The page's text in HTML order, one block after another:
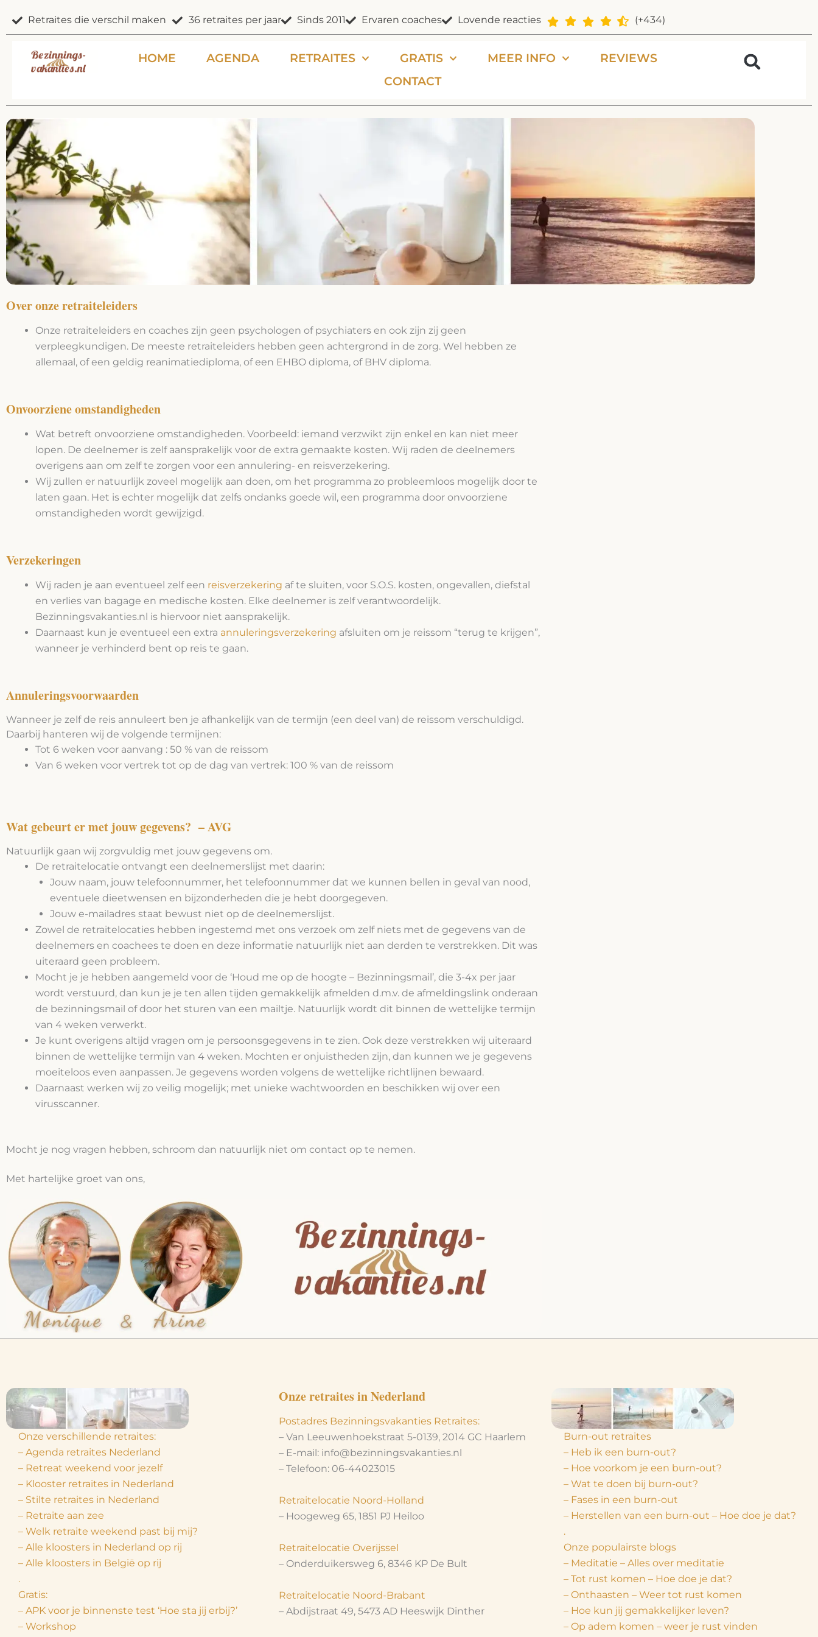
naar
de
inhoud
Retraites die verschil maken 36 retraites per jaar Sinds 2011 Ervaren coaches Lovende reacties (+434)
HOME AGENDA RETRAITES GRATIS MEER INFO
REVIEWS
CONTACT
Over onze retraiteleiders
Onze retraiteleiders en coaches zijn geen psychologen of psychiaters en ook zijn zij geen
verpleegkundigen. De meeste retraiteleiders hebben geen achtergrond in de zorg. Wel hebben ze
allemaal, of een geldig reanimatiediploma, of een EHBO diploma, of BHV diploma.
Onvoorziene omstandigheden
Wat betreft onvoorziene omstandigheden. Voorbeeld: iemand verzwikt zijn enkel en kan niet meer
lopen. De deelnemer is zelf aansprakelijk voor de extra gemaakte kosten. Wij raden de deelnemers
overigens aan om zelf te zorgen voor een annulering- en reisverzekering.
Wij zullen er natuurlijk zoveel mogelijk aan doen, om het programma zo probleemloos mogelijk door te
laten gaan. Het is echter mogelijk dat zelfs ondanks goede wil, een programma door onvoorziene
omstandigheden wordt gewijzigd.
Verzekeringen
Wij raden je aan eventueel zelf een reisverzekering af te sluiten, voor S.O.S. kosten, ongevallen, diefstal
en verlies van bagage en medische kosten. Elke deelnemer is zelf verantwoordelijk.
Bezinningsvakanties.nl is hiervoor niet aansprakelijk.
Daarnaast kun je eventueel een extra annuleringsverzekering afsluiten om je reissom “terug te krijgen”,
wanneer je verhinderd bent op reis te gaan.
Annuleringsvoorwaarden
Wanneer je zelf de reis annuleert ben je afhankelijk van de termijn (een deel van) de reissom verschuldigd.
Daarbij hanteren wij de volgende termijnen:
Tot 6 weken voor aanvang : 50 % van de reissom
Van 6 weken voor vertrek tot op de dag van vertrek: 100 % van de reissom
Wat gebeurt er met jouw gegevens? – AVG
Natuurlijk gaan wij zorgvuldig met jouw gegevens om.
De retraitelocatie ontvangt een deelnemerslijst met daarin:
Jouw naam, jouw telefoonnummer, het telefoonnummer dat we kunnen bellen in geval van nood,
eventuele dieetwensen en bijzonderheden die je hebt doorgegeven.
Jouw e-mailadres staat bewust niet op de deelnemerslijst.
Zowel de retraitelocaties hebben ingestemd met ons verzoek om zelf niets met de gegevens van de
deelnemers en coachees te doen en deze informatie natuurlijk niet aan derden te verstrekken. Dit was
uiteraard geen probleem.
Mocht je je hebben aangemeld voor de ‘Houd me op de hoogte – Bezinningsmail’, die 3-4x per jaar
wordt verstuurd, dan kun je je ten allen tijden gemakkelijk afmelden d.m.v. de afmeldingslink onderaan
de bezinningsmail of door het sturen van een mailtje. Natuurlijk wordt dit binnen de wettelijke termijn
van 4 weken verwerkt.
Je kunt overigens altijd vragen om je persoonsgegevens in te zien. Ook deze verstrekken wij uiteraard
binnen de wettelijke termijn van 4 weken. Mochten er onjuistheden zijn, dan kunnen we je gegevens
moeiteloos even aanpassen. Je gegevens worden volgens de wettelijke richtlijnen bewaard.
Daarnaast werken wij zo veilig mogelijk; met unieke wachtwoorden en beschikken wij over een
virusscanner.
Mocht je nog vragen hebben, schroom dan natuurlijk niet om contact op te nemen.
Met hartelijke groet van ons,
Onze verschillende retraites:
– Agenda retraites Nederland
– Retreat weekend voor jezelf
– Klooster retraites in Nederland
– Stilte retraites in Nederland
– Retraite aan zee
– Welk retraite weekend past bij mij?
– Alle kloosters in Nederland op rij
– Alle kloosters in België op rij
.
Gratis:
– APK voor je binnenste test ‘Hoe sta jij erbij?’
– Workshop
Onze retraites in Nederland
Postadres Bezinningsvakanties Retraites:
– Van Leeuwenhoekstraat 5-0139, 2014 GC Haarlem
– E-mail: info@bezinningsvakanties.nl
– Telefoon: 06-44023015
Retraitelocatie Noord-Holland
– Hoogeweg 65, 1851 PJ Heiloo
Retraitelocatie Overijssel
– Onderduikersweg 6, 8346 KP De Bult
Retraitelocatie Noord-Brabant
– Abdijstraat 49, 5473 AD Heeswijk Dinther
Burn-out retraites
– Heb ik een burn-out?
– Hoe voorkom je een burn-out?
– Wat te doen bij burn-out?
– Fases in een burn-out
– Herstellen van een burn-out – Hoe doe je dat?
.
Onze populairste blogs
– Meditatie – Alles over meditatie
– Tot rust komen – Hoe doe je dat?
– Onthaasten – Weer tot rust komen
– Hoe kun jij gemakkelijker leven?
– Op adem komen – weer je rust vinden